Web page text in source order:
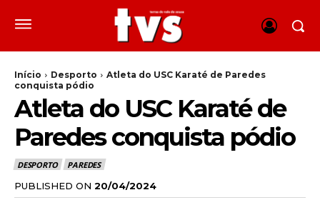
Início Desporto
Atleta do USC Karaté de Paredes
conquista pódio
Atleta do USC Karaté de
Paredes conquista pódio
DESPORTO PAREDES
PUBLISHED ON 20/04/2024